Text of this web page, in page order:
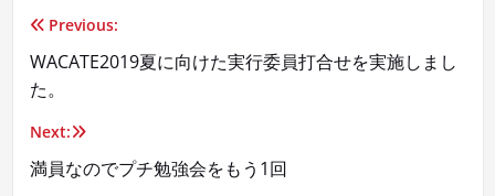
投
稿
ナ
ビ
Previous:
WACATE2019夏に向けた実行委員打合せを実施しまし
た。
Next:
満員なのでプチ勉強会をもう1回